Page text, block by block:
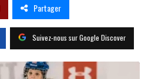
Partager
Suivez-nous sur Google Discover